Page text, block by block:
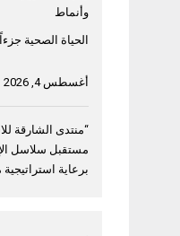
وأنماط
الحياة الصحية
أغسطس 4, 2026
مستقبل سلاسل
برعاية